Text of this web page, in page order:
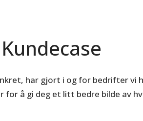
Kundecase
har gjort i og for bedrifter vi
for å gi deg et litt bedre bilde av